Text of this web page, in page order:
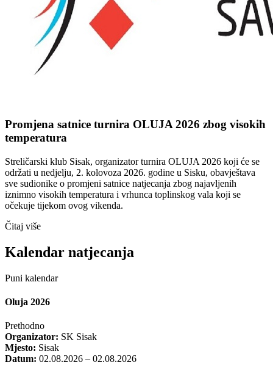
Promjena satnice turnira OLUJA 2026 zbog visokih
temperatura
Streličarski klub Sisak, organizator turnira OLUJA 2026 koji će se
održati u nedjelju, 2. kolovoza 2026. godine u Sisku, obavještava
sve sudionike o promjeni satnice natjecanja zbog najavljenih
iznimno visokih temperatura i vrhunca toplinskog vala koji se
očekuje tijekom ovog vikenda.
Čitaj više
Kalendar natjecanja
Puni kalendar
Oluja 2026
Prethodno
Organizator: SK Sisak
Mjesto: Sisak
Datum: 02.08.2026 – 02.08.2026